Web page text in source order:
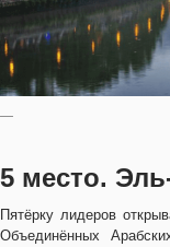
—
5 место.
Пятёрку лидеров
Объединённых